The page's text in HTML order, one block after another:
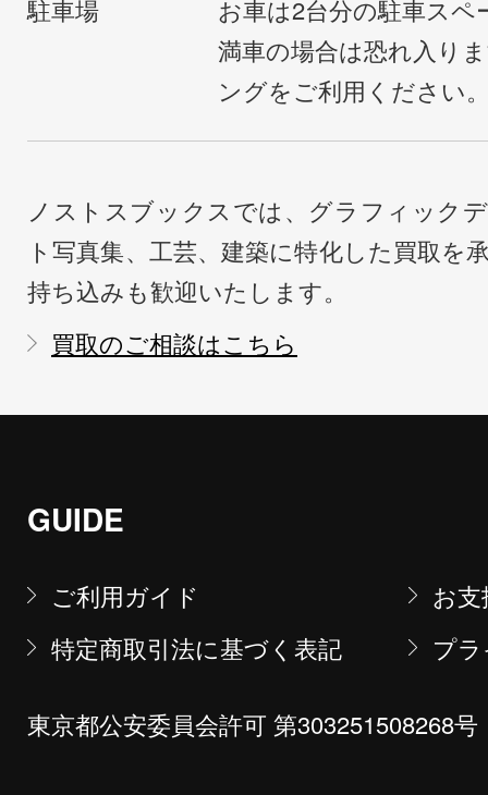
駐車場
お車は2台分の駐車ス
満車の場合は恐れ入り
ングをご利用ください
ノストスブックスでは、グラフィック
ト写真集、工芸、建築に特化した買取を
持ち込みも歓迎いたします。
買取のご相談はこちら
GUIDE
ご利用ガイド
お
特定商取引法に基づく表記
プ
東京都公安委員会許可 第303251508268号